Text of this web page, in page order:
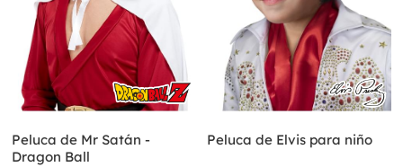
Peluca de Mr Satán -
Dragon Ball
Peluca de Elvis para niño